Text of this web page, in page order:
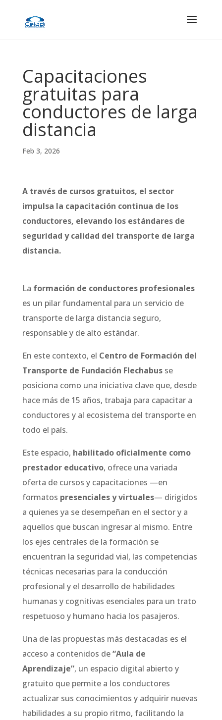
Capacitaciones
gratuitas para
conductores de larga
distancia
Feb 3, 2026
A través de cursos gratuitos, el sector
impulsa la capacitación continua de los
conductores, elevando los estándares de
seguridad y calidad del transporte de larga
distancia.
La formación de conductores profesionales
es un pilar fundamental para un servicio de
transporte de larga distancia seguro,
responsable y de alto estándar.
En este contexto, el Centro de Formación del
Transporte de Fundación Flechabusse
posiciona como una iniciativa clave que, desde
hace más de 15 años, trabaja para capacitar a
conductores y al ecosistema del transporte en
todo el país.
Este espacio, habilitado oficialmente como
prestador educativo, ofrece una variada
oferta de cursos y capacitaciones —en
formatos presenciales y virtuales— dirigidos
a quienes ya se desempeñan en el sector y a
aquellos que buscan ingresar al mismo. Entre
los ejes centrales de la formación se
encuentran la seguridad vial, las competencias
técnicas necesarias para la conducción
profesional y el desarrollo de habilidades
humanas y cognitivas esenciales para un trato
respetuoso y humano hacia los pasajeros.
Una de las propuestas más destacadas es el
acceso a contenidos de“Aula de
Aprendizaje”, un espacio digital abierto y
gratuito que permite a los conductores
actualizar sus conocimientos y adquirir nuevas
habilidades a su propio ritmo, facilitando la